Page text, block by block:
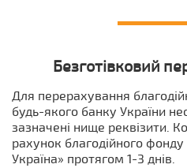
Безготівковий
Для перерахування
будь-якого банку України
зазначені нище реквізити.
рахунок благодійного
Україна» протягом 1-3 днів.